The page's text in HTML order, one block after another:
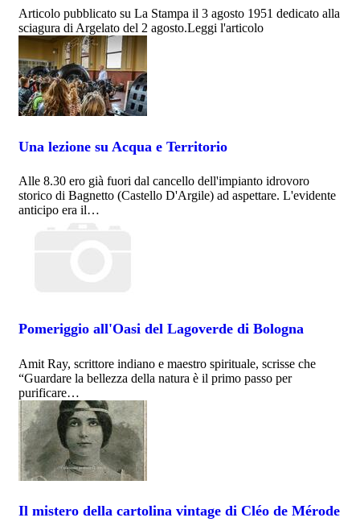
Articolo pubblicato su La Stampa il 3 agosto 1951 dedicato alla
sciagura di Argelato del 2 agosto.Leggi l'articolo
Una lezione su Acqua e Territorio
Alle 8.30 ero già fuori dal cancello dell'impianto idrovoro
storico di Bagnetto (Castello D'Argile) ad aspettare. L'evidente
anticipo era il…
Pomeriggio all'Oasi del Lagoverde di Bologna
Amit Ray, scrittore indiano e maestro spirituale, scrisse che
“Guardare la bellezza della natura è il primo passo per
purificare…
Il mistero della cartolina vintage di Cléo de Mérode